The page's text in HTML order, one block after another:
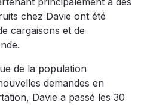
chez Davie ont été
cargaisons et de
de la population
demandes en
Davie a passé les 30